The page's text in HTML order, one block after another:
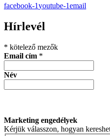
facebook-1youtube-1email
Hírlevél
* kötelező mezők
Email cím *
Név
Marketing engedélyek
Kérjük válasszon, hogyan